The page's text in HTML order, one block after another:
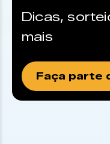
Dicas,
mais
Faça parte